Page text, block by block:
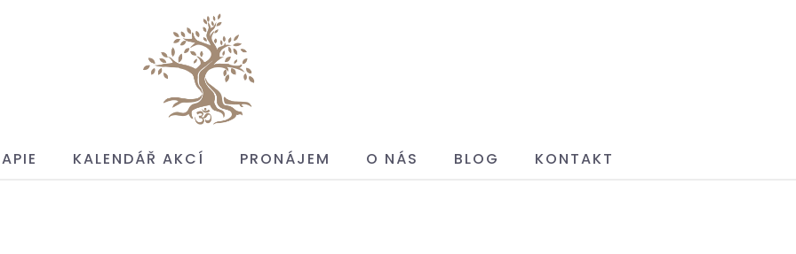
KALENDÁŘ AKCÍ PRONÁJEM O NÁS BLOG KONTAKT